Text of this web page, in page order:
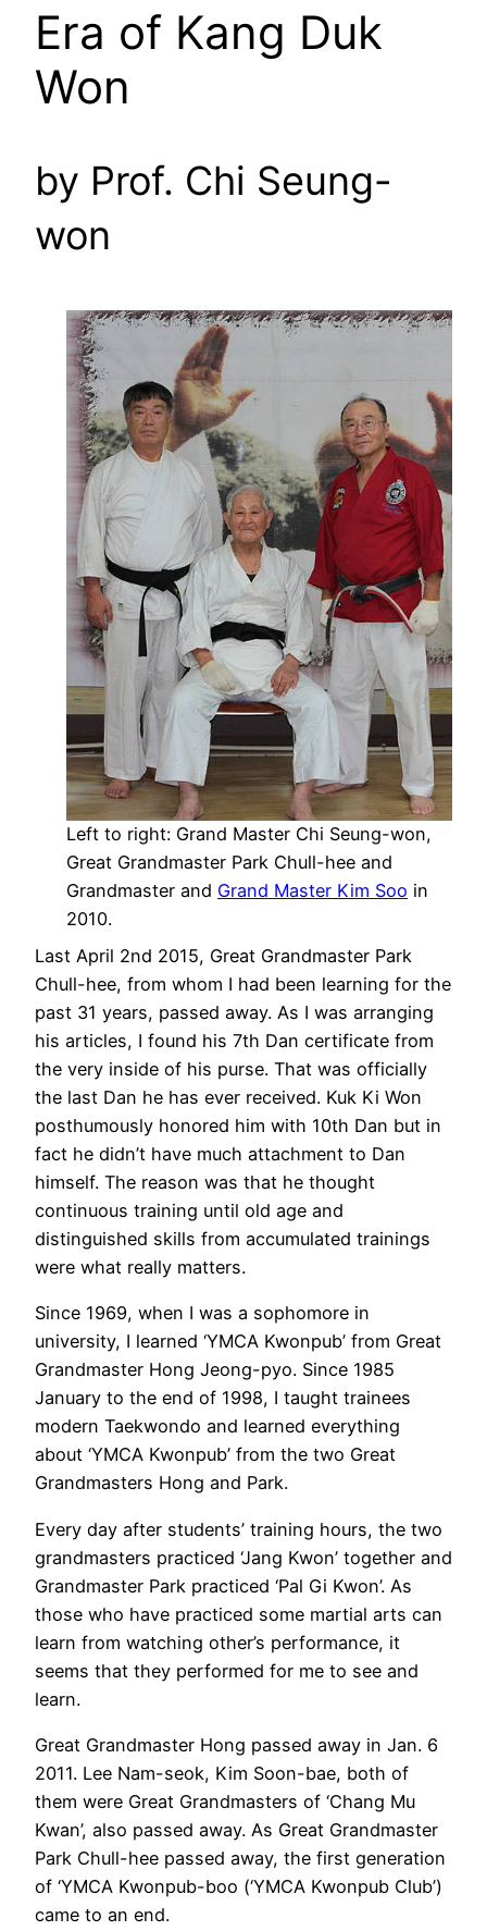
Era of Kang Duk
Won
by Prof. Chi Seung-
won
Left to right: Grand Master Chi Seung-won,
Great Grandmaster Park Chull-hee and
Grandmaster and Grand Master Kim Soo in
2010.
Last April 2nd 2015, Great Grandmaster Park
Chull-hee, from whom I had been learning for the
past 31 years, passed away. As I was arranging
his articles, I found his 7th Dan certificate from
the very inside of his purse. That was officially
the last Dan he has ever received. Kuk Ki Won
posthumously honored him with 10th Dan but in
fact he didn’t have much attachment to Dan
himself. The reason was that he thought
continuous training until old age and
distinguished skills from accumulated trainings
were what really matters.
Since 1969, when I was a sophomore in
university, I learned ‘YMCA Kwonpub’ from Great
Grandmaster Hong Jeong-pyo. Since 1985
January to the end of 1998, I taught trainees
modern Taekwondo and learned everything
about ‘YMCA Kwonpub’ from the two Great
Grandmasters Hong and Park.
Every day after students’ training hours, the two
grandmasters practiced ‘Jang Kwon’ together and
Grandmaster Park practiced ‘Pal Gi Kwon’. As
those who have practiced some martial arts can
learn from watching other’s performance, it
seems that they performed for me to see and
learn.
Great Grandmaster Hong passed away in Jan. 6
2011. Lee Nam-seok, Kim Soon-bae, both of
them were Great Grandmasters of ‘Chang Mu
Kwan’, also passed away. As Great Grandmaster
Park Chull-hee passed away, the first generation
of ‘YMCA Kwonpub-boo (‘YMCA Kwonpub Club’)
came to an end.